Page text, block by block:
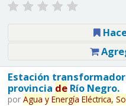
Estación
provincia deRío Negro.
por Agua y Energía Eléctrica,